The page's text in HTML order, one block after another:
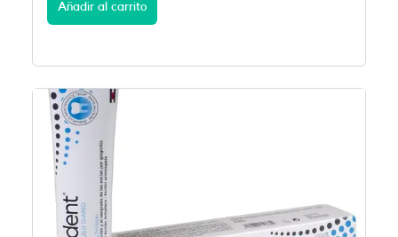
Añadir al carrito